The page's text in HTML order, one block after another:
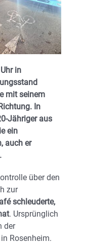
in
mit seinem
In
Jähriger aus
ein
auch er
über den
zur
schleuderte,
. Ursprünglich
der
Rosenheim.